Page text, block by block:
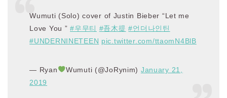
Wumuti (Solo) cover of Justin Bieber “Let me
Love You ”#우무티 #吾木提 #언더나인틴
#UNDERNINETEEN pic.twitter.com/ttaomN4BlB
— Ryan Wumuti (@JoRynim) January 21,
2019